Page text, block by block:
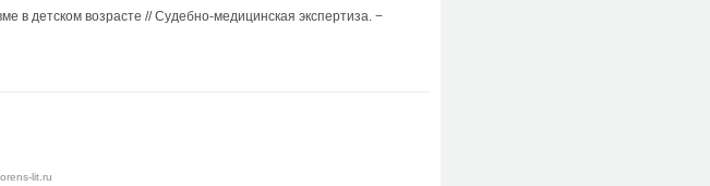
в детском возрасте // Судебно-медицинская экспертиза. −
lit.ru